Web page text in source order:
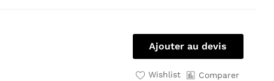
Ajouter au devis
Wishlist Comparer